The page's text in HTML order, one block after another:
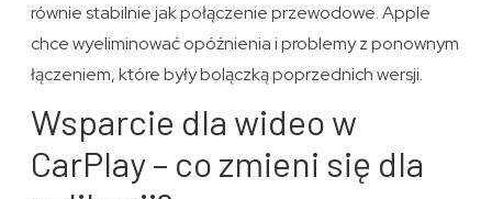
równie stabilnie jak połączenie przewodowe. Apple
chce wyeliminować opóźnienia i problemy z ponownym
łączeniem, które były bolączką poprzednich wersji.
Wsparcie dla wideo w
CarPlay – co zmieni się dla